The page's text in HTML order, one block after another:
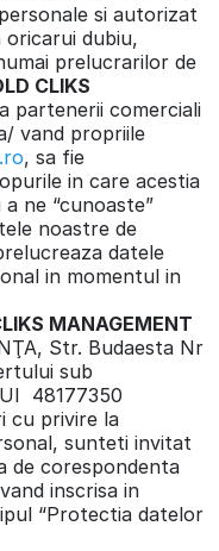
si autorizat
dubiu,
prelucrarilor de
CLIKS
partenerii comerciali
vand propriile
, sa fie
in care acestia
ne “cunoaste”
noastre de
datele
in momentul in
MANAGEMENT
Str. Budaesta Nr
sub
48177350
cu privire la
sunteti invitat
de corespondenta
inscrisa in
“Protectia datelor